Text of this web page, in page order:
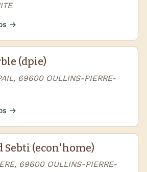
→
(dpie)
69600 OULLINS-PIERRE-
→
Sebti (econ'home)
69600 OULLINS-PIERRE-